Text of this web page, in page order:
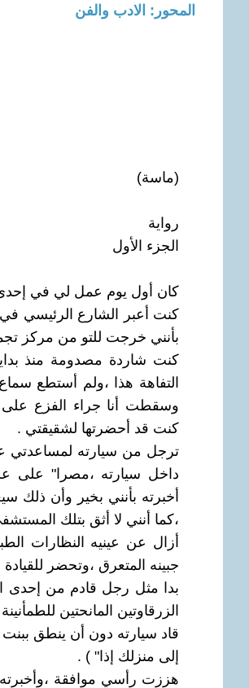
المحور: الادب والفن
(ماسة)
رواية
الجزء الأول
كان أول يوم عمل لي في إحدى
كنت أعبر الشارع الرئيسي في
بأنني خرجت للتو من مركز
كنت شاردة مصدومة منذ
التفاهة هذا ،ولم أستطع
وسقطت أنا جراء الفزع
كنت قد أحضرتها لشقيقتي .
ترجل من سيارته لمساعدتي
داخل سيارته ،مصرا" على
أخبرته بأنني بخير وأن ذلك
،كما أنني لا أثق بتلك
أزال عن عينيه النظارات
جبينه المتعرق ،وتحضر للقيادة
بدا مثل رجل قادم من إحدى
الزرقاوتين المانحتين
قاد سيارته دون أن ينطق
إلى منزلك إذا" ) .
هززت رأسي موافقة ،وأخبرته